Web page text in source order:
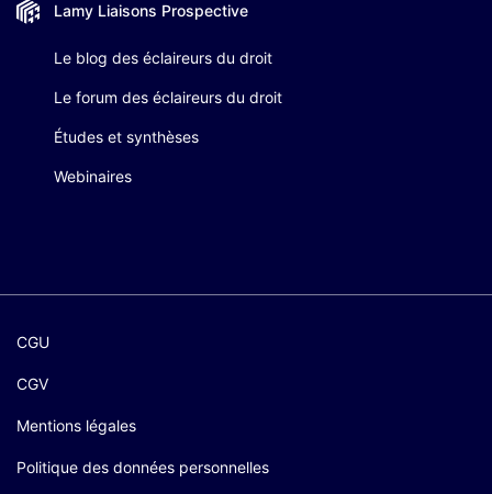
Lamy Liaisons Prospective
Le blog des éclaireurs du droit
Le forum des éclaireurs du droit
Études et synthèses
Webinaires
CGU
CGV
Mentions légales
Politique des données personnelles